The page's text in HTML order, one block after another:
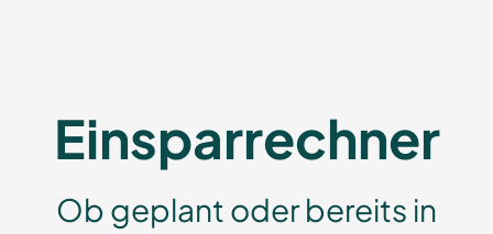
Einspar­rechner
Ob geplant oder bereits in